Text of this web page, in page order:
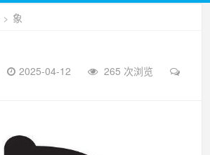
> 象
2025-04-12
265 次浏览